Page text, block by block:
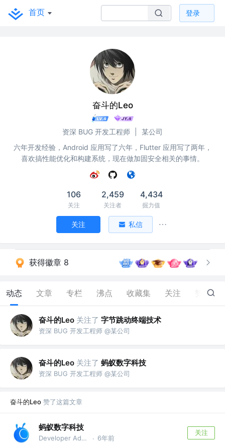
首页 登录
奋斗的Leo
资深 BUG 开发工程师
某公司
六年开发经验，Android 应用写了六年，Flutter 应用写了两年，
喜欢搞性能优化和构建系统，现在做加固安全相关的事情。
106
关注
2,459
关注者
4,434
掘力值
关注 私信
获得徽章 8
动态 文章 专栏 沸点 收藏集 关注 157
奋斗的Leo 关注了 字节跳动终端技术
资深 BUG 开发工程师 @某公司
奋斗的Leo 关注了 蚂蚁数字科技
资深 BUG 开发工程师 @某公司
奋斗的Leo 赞了这篇文章
蚂蚁数字科技
Developer Advocate @蚂蚁集团 · 6年前
关注